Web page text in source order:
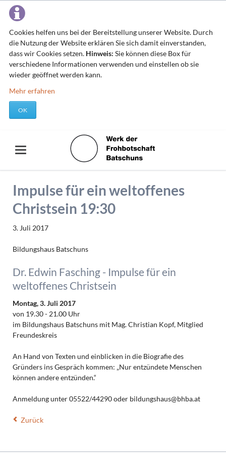
Cookies helfen uns bei der Bereitstellung unserer Website. Durch
die Nutzung der Website erklären Sie sich damit einverstanden,
dass wir Cookies setzen. Hinweis: Sie können diese Box für
verschiedene Informationen verwenden und einstellen ob sie
wieder geöffnet werden kann.
Mehr erfahren
OK
Impulse für ein weltoffenes
Christsein 19:30
3. Juli 2017
Bildungshaus Batschuns
Dr. Edwin Fasching - Impulse für ein
weltoffenes Christsein
Montag, 3. Juli 2017
von 19.30 - 21.00 Uhr
im Bildungshaus Batschuns mit Mag. Christian Kopf, Mitglied
Freundeskreis
An Hand von Texten und einblicken in die Biografie des
Gründers ins Gespräch kommen: „Nur entzündete Menschen
können andere entzünden.“
Anmeldung unter 05522/44290 oder bildungshaus@bhba.at
Zurück